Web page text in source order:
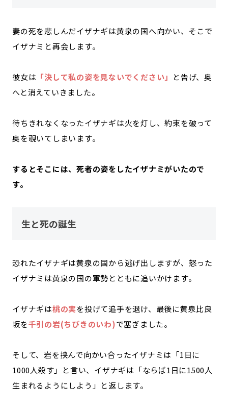
妻の死を悲しんだイザナギは黄泉の国へ向かい、そこで
イザナミと再会します。
彼女は 「決して私の姿を見ないでください」
と告げ、奥
へと消えていきました。
待ちきれなくなったイザナギは火を灯し、約束を破って
奥を覗いてしまいます。
するとそこには、死者の姿をしたイザナミがいたので
す。
生と死の誕生
恐れたイザナギは黄泉の国から逃げ出しますが、怒った
イザナミは黄泉の国の軍勢とともに追いかけます。
イザナギは桃の実を投げて追手を退け、最後に黄泉比良
坂を千引の岩(ちびきのいわ)で塞ぎました。
そして、岩を挟んで向かい合ったイザナミは「1日に
1000人殺す」と言い、イザナギは「ならば1日に1500人
生まれるようにしよう」と返します。